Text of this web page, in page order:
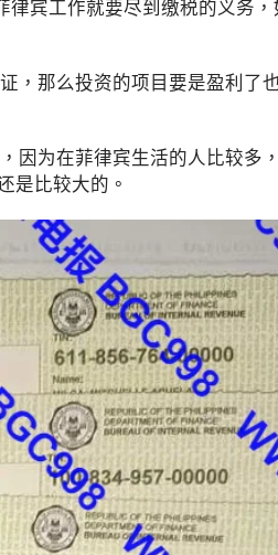
律宾工作就要尽到缴税的义务，
，那么投资的项目要是盈利了
因为在菲律宾生活的人比较多
是比较大的。